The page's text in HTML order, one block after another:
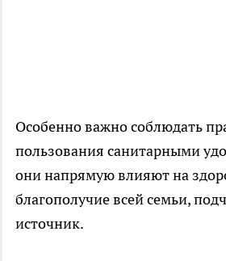
Особенно важно соблюдать
пользования санитарными
они напрямую влияют на
благополучие всей семьи,
источник.